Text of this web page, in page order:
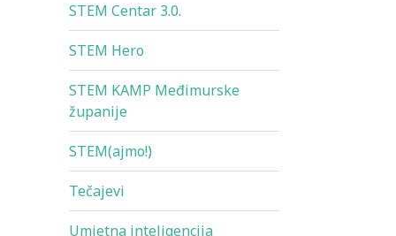
STEM Centar 3.0.
STEM Hero
STEM KAMP Međimurske
županije
STEM(ajmo!)
Tečajevi
Umjetna inteligencija